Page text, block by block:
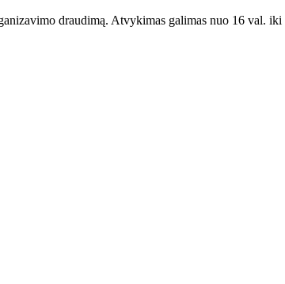
draudimą. Atvykimas galimas nuo 16 val.